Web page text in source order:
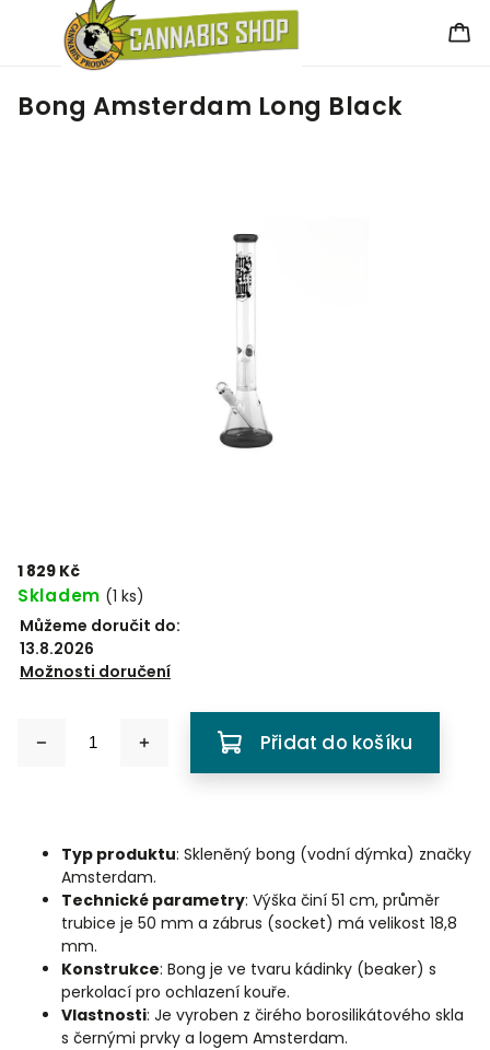
Bong Amsterdam Long Black
1 829 Kč
Skladem (1 ks)
Můžeme doručit do:
13.8.2026
Možnosti doručení
Přidat do košíku
Typ produktu: Skleněný bong (vodní dýmka) značky
Amsterdam.
Technické parametry: Výška činí 51 cm, průměr
trubice je 50 mm a zábrus (socket) má velikost 18,8
mm.
Konstrukce: Bong je ve tvaru kádinky (beaker) s
perkolací pro ochlazení kouře.
Vlastnosti: Je vyroben z čirého borosilikátového skla
s černými prvky a logem Amsterdam.